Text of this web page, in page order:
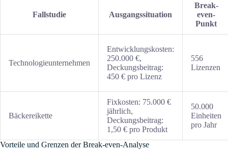
Fallstudie Ausgangssituation
Break-
even-
Punkt
Technologieunternehmen
Entwicklungskosten:
250.000 €,
Deckungsbeitrag:
450 € pro Lizenz
556
Lizenzen
Bäckereikette
Fixkosten: 75.000 €
jährlich,
Deckungsbeitrag:
1,50 € pro Produkt
50.000
Einheiten
pro Jahr
Vorteile und Grenzen der Break-even-Analyse